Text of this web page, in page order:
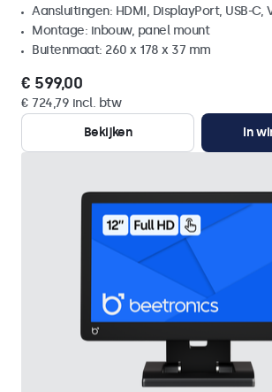
Aansluitingen: HDMI, DisplayPort, USB-C,
Montage: inbouw, panel mount
Buitenmaat: 260 x 178 x 37 mm
€ 599,00
€ 724,79 incl. btw
Bekijken
In